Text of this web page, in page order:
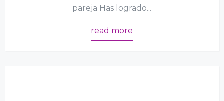
pareja Has logrado...
read more